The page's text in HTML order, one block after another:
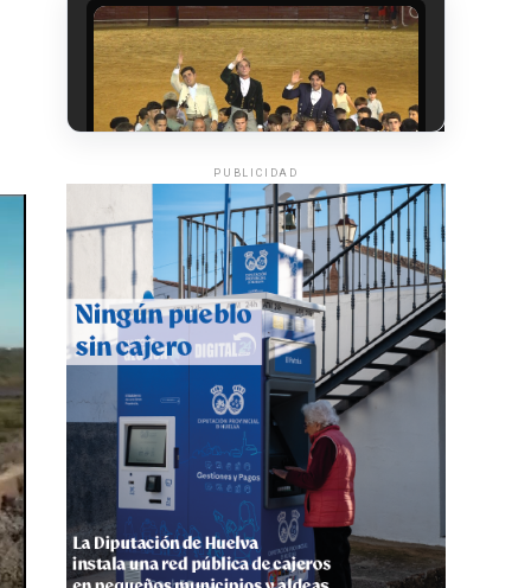
QUINTA CORRIDA DE LAS FIESTAS
COLOMBINAS 2026
·Huelvatv
5º DÍA DE LAS FIESTAS COLOMBINAS
2026
hace 4 días· Huelvatv
PUBLICIDAD